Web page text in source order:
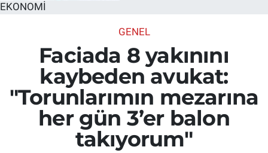
EKONOMİ
GENEL
Faciada 8 yakınını
kaybeden avukat:
"Torunlarımın mezarına
her gün 3’er balon
takıyorum"